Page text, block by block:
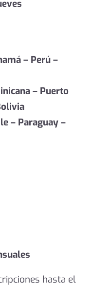
– Perú –
– Puerto
– Paraguay –
hasta el